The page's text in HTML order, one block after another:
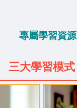
專屬學習資源
三大學習模式